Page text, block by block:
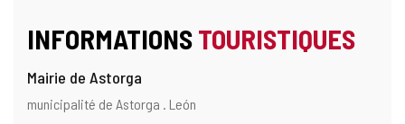
INFORMATIONSTOURISTIQUES
Mairie de Astorga
Adresse
Adresse
municipalité de Astorga . León